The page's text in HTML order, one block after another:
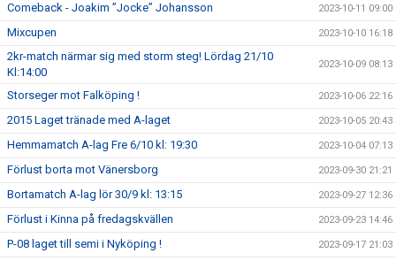
Comeback - Joakim ”Jocke” Johansson 2023-10-11 09:00
Mixcupen 2023-10-10 16:18
2kr-match närmar sig med storm steg! Lördag 21/10
Kl:14:00
2023-10-09 08:13
Storseger mot Falköping ! 2023-10-06 22:16
2015 Laget tränade med A-laget 2023-10-05 20:43
Hemmamatch A-lag Fre 6/10 kl: 19:30 2023-10-04 07:13
Förlust borta mot Vänersborg 2023-09-30 21:21
Bortamatch A-lag lör 30/9 kl: 13:15 2023-09-27 12:36
Förlust i Kinna på fredagskvällen 2023-09-23 14:46
P-08 laget till semi i Nyköping ! 2023-09-17 21:03